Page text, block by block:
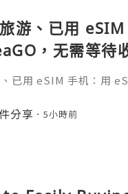
游、已用
，无需等待
信”（如打车
已用 eSIM 手机：用
（明确提供通
手机不支持 eSIM：用
分享 5小時前